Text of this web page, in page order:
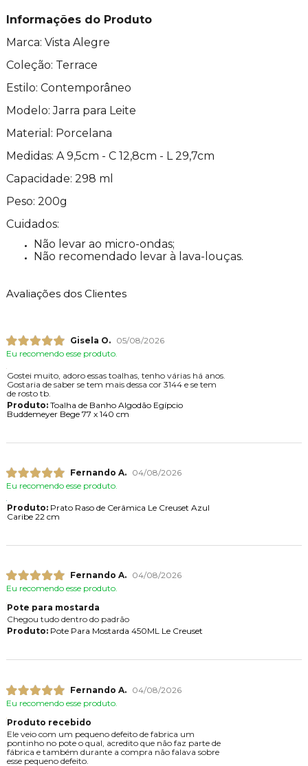
Informações do Produto
Marca: Vista Alegre
Coleção: Terrace
Estilo: Contemporâneo
Modelo: Jarra para Leite
Material: Porcelana
Medidas: A 9,5cm - C 12,8cm - L 29,7cm
Capacidade: 298 ml
Peso: 200g
Cuidados:
Não levar ao micro-ondas;
Não recomendado levar à lava-louças.
Avaliações dos Clientes
Gisela O.
05/08/2026
Eu recomendo esse produto.
Gostei muito, adoro essas toalhas, tenho várias há anos.
Gostaria de saber se tem mais dessa cor 3144 e se tem
de rosto tb.
Produto:Toalha de Banho Algodão Egípcio
Buddemeyer Bege 77 x 140 cm
Fernando A.
04/08/2026
Eu recomendo esse produto.
Produto:Prato Raso de Cerâmica Le Creuset Azul
Caribe 22 cm
Fernando A.
04/08/2026
Eu recomendo esse produto.
Pote para mostarda
Chegou tudo dentro do padrão
Produto:Pote Para Mostarda 450ML Le Creuset
Fernando A.
04/08/2026
Eu recomendo esse produto.
Produto recebido
Ele veio com um pequeno defeito de fabrica um
pontinho no pote o qual, acredito que não faz parte de
fábrica e também durante a compra não falava sobre
esse pequeno defeito.